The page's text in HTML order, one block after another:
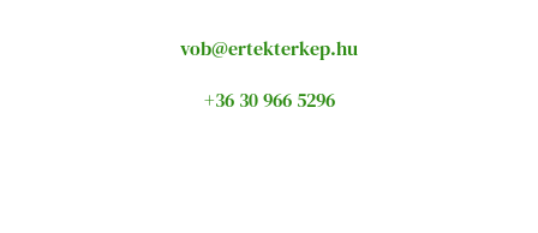
vob@ertekterkep.hu
+36 30 966 5296